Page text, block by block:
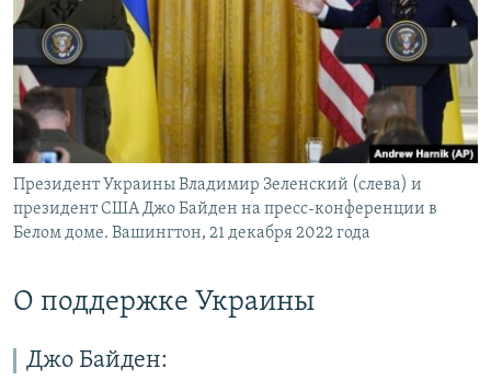
Президент Украины Владимир Зеленский (слева) и
президент США Джо Байден на пресс-конференции в
Белом доме. Вашингтон, 21 декабря 2022 года
О поддержке Украины
Джо Байден: